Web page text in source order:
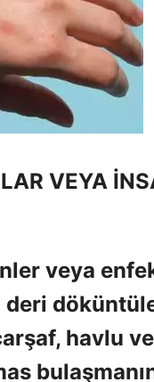
VEYA
veya
deri
havlu